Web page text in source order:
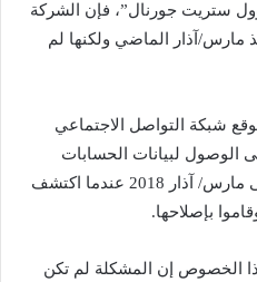
ستريت جورنال”، فإن الشركة
مارس/آذار الماضي ولكنها لم
شبكة التواصل الاجتماعي
الوصول لبيانات الحسابات
الخاصة في الفترة من 2015 وحتى مارس/ آذار 2018 عندما اكتشف
بإصلاحها.
الخصوص إن المشكلة لم تكن